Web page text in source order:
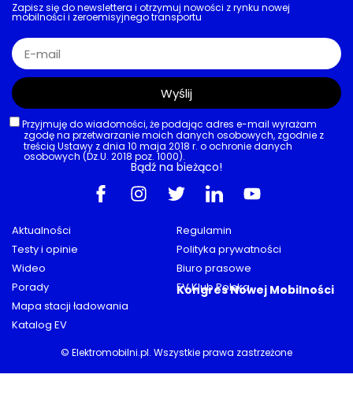
Aktualności
Testy i opinie
Wideo
Porady
Mapa stacji ładowania
Katalog EV
Regulamin
Polityka prywatności
Biuro prasowe
EV Klub Polska
Kongres Nowej Mobilności
Zapisz się do newslettera i otrzymuj nowości z rynku nowej
mobilności i zeroemisyjnego transportu
Przyjmuję do wiadomości, że podając adres e-mail wyrażam
zgodę na przetwarzanie moich danych osobowych, zgodnie z
treścią Ustawy z dnia 10 maja 2018 r. o ochronie danych
osobowych (Dz.U. 2018 poz. 1000).
Wyślij
Bądź na bieżąco!
© Elektromobilni.pl. Wszystkie prawa zastrzeżone